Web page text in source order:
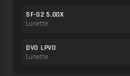
SF-G2 5.00X
Lunette
DVO LPVO
Lunette